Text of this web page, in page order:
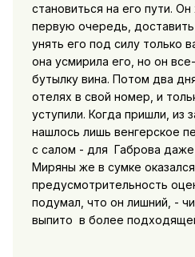
становиться на его пути.
первую очередь,
унять его под силу только
она усмирила его, но он
бутылку вина. Потом два
отелях в свой номер, и
уступили. Когда пришли, из
нашлось лишь венгерское
с салом - для Габрова даже
Миряны же в сумке
предусмотрительность
подумал, что он лишний, -
выпито в более